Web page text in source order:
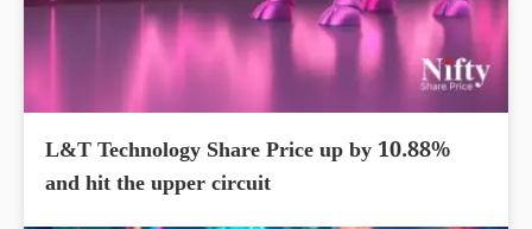
L&T Technology Share Price up by 10.88%
and hit the upper circuit